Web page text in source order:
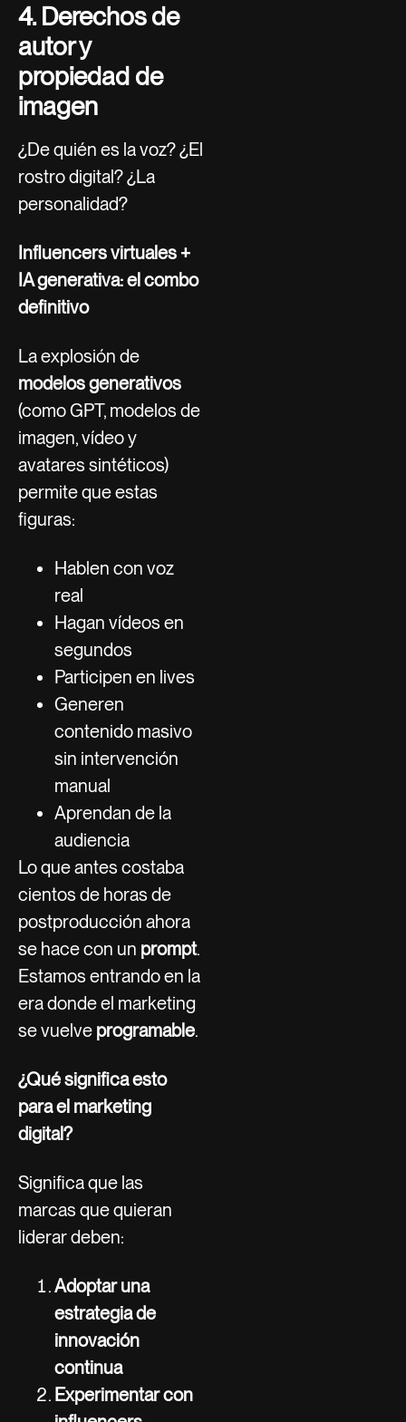
4. Derechos de
autor y
propiedad de
imagen
¿De quién es la voz? ¿El
rostro digital? ¿La
personalidad?
Influencers virtuales +
IA generativa: el combo
definitivo
La explosión de
modelos generativos
(como GPT, modelos de
imagen, vídeo y
avatares sintéticos)
permite que estas
figuras:
Hablen con voz
real
Hagan vídeos en
segundos
Participen en lives
Generen
contenido masivo
sin intervención
manual
Aprendan de la
audiencia
Lo que antes costaba
cientos de horas de
postproducción ahora
se hace con un prompt.
Estamos entrando en la
era donde el marketing
se vuelve programable.
¿Qué significa esto
para el marketing
digital?
Significa que las
marcas que quieran
liderar deben:
Adoptar una
estrategia de
innovación
continua
Experimentar con